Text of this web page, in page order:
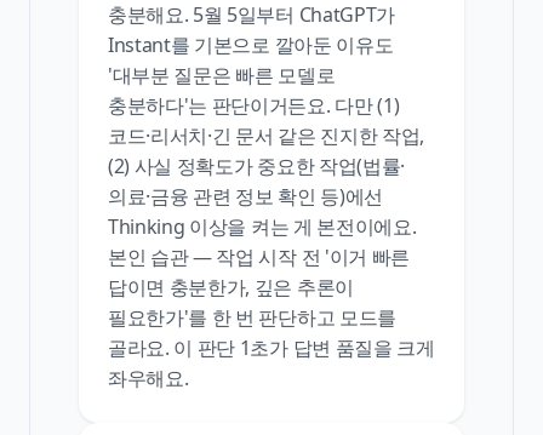
충분해요. 5월 5일부터 ChatGPT가
Instant를 기본으로 깔아둔 이유도
'대부분 질문은 빠른 모델로
충분하다'는 판단이거든요. 다만 (1)
코드·리서치·긴 문서 같은 진지한 작업,
(2) 사실 정확도가 중요한 작업(법률·
의료·금융 관련 정보 확인 등)에선
Thinking 이상을 켜는 게 본전이에요.
본인 습관 — 작업 시작 전 '이거 빠른
답이면 충분한가, 깊은 추론이
필요한가'를 한 번 판단하고 모드를
골라요. 이 판단 1초가 답변 품질을 크게
좌우해요.